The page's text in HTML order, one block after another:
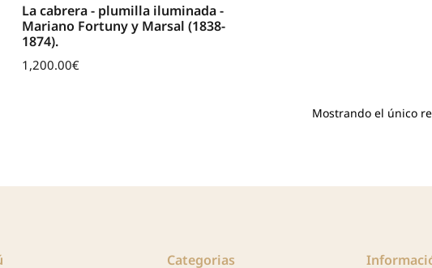
La cabrera - plumilla iluminada -
Mariano Fortuny y Marsal (1838-
1874).
1,200.00€
Mostrando el único
Categorias